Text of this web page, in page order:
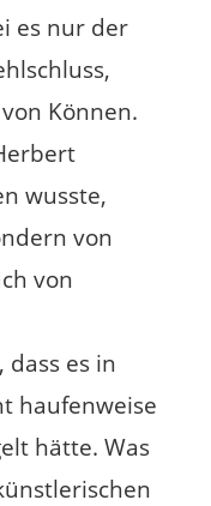
es nur der
Können.
wusste,
von
von
es in
haufenweise
hätte. Was